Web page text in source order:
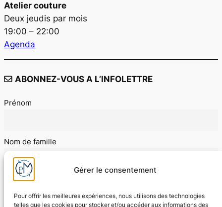
Gérer le consentement
Pour offrir les meilleures expériences, nous utilisons des technologies
telles que les cookies pour stocker et/ou accéder aux informations des
Atelier couture
Deux jeudis par mois
19:00 – 22:00
Agenda
ABONNEZ-VOUS A L’INFOLETTRE
Prénom
Nom de famille
E-mail